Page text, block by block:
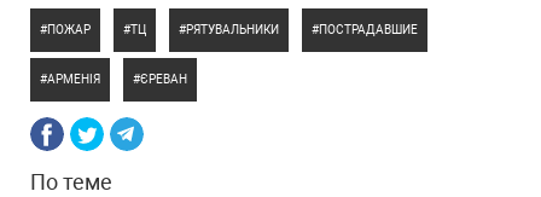
ПОЖАР ТЦ РЯТУВАЛЬНИКИ ПОСТРАДАВШИЕ
АРМЕНІЯ ЄРЕВАН
По теме